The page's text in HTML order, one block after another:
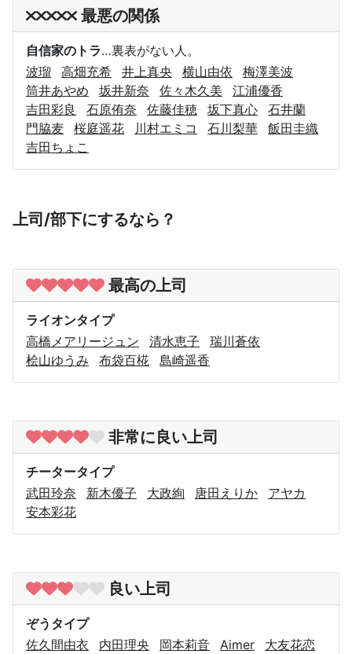
最悪の関係
自信家のトラ…裏表がない人。
波瑠
高畑充希 井上真央 横山由依
梅澤美波
筒井あやめ
坂井新奈 佐々木久美
江浦優香
吉田彩良
石原侑奈 佐藤佳穂 坂下真心
石井蘭
門脇麦
桜庭遥花 川村エミコ 石川梨華
飯田圭織
吉田ちょこ
上司/部下にするなら？
最高の上司
ライオンタイプ
高橋メアリージュン
清水恵子
瑞川蒼依
桧山ゆうみ
布袋百椛 島崎遥香
非常に良い上司
チータータイプ
武田玲奈
新木優子 大政絢 唐田えりか
アヤカ
安本彩花
良い上司
ぞうタイプ
佐久間由衣
内田理央 岡本莉音 Aimer
大友花恋